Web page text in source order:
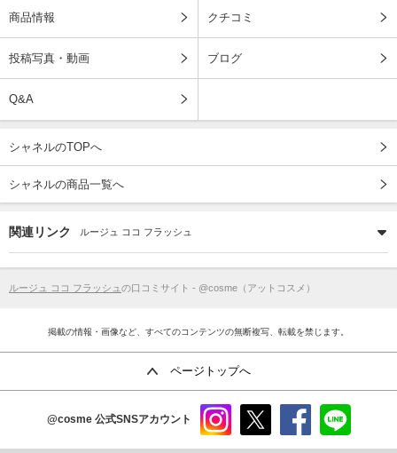
商品情報 クチコミ
投稿写真・動画 ブログ
Q&A
シャネルのTOPへ
シャネルの商品一覧へ
関連リンク ルージュ ココ フラッシュ
ルージュ ココ フラッシュ の口コミサイト - @cosme（アットコスメ）
掲載の情報・画像など、すべてのコンテンツの無断複写、転載を禁じます。
ページトップへ
@cosme 公式SNSアカウント